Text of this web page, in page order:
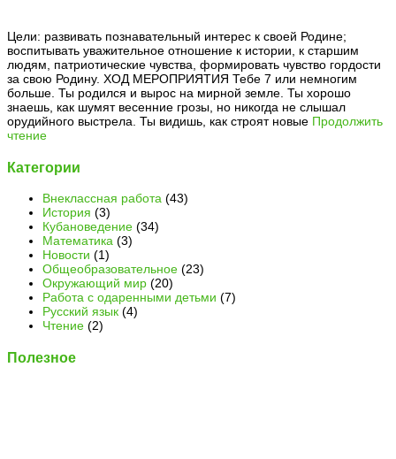
Цели: развивать познавательный интерес к своей Родине;
воспитывать уважительное отношение к истории, к старшим
людям, патриотические чувства, формировать чувство гордости
за свою Родину. ХОД МЕРОПРИЯТИЯ Тебе 7 или немногим
больше. Ты родился и вырос на мирной земле. Ты хорошо
знаешь, как шумят весенние грозы, но никогда не слышал
орудийного выстрела. Ты видишь, как строят новые Продолжить
чтение
Категории
Внеклассная работа (43)
История (3)
Кубановедение (34)
Математика (3)
Новости (1)
Общеобразовательное (23)
Окружающий мир (20)
Работа с одаренными детьми (7)
Русский язык (4)
Чтение (2)
Полезное